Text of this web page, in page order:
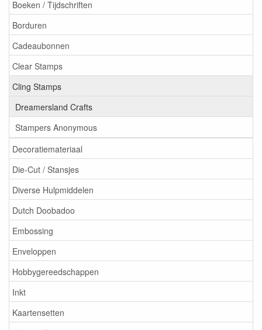
Boeken / Tijdschriften
Borduren
Cadeaubonnen
Clear Stamps
Cling Stamps
Dreamersland Crafts
Stampers Anonymous
Decoratiemateriaal
Die-Cut / Stansjes
Diverse Hulpmiddelen
Dutch Doobadoo
Embossing
Enveloppen
Hobbygereedschappen
Inkt
Kaartensetten